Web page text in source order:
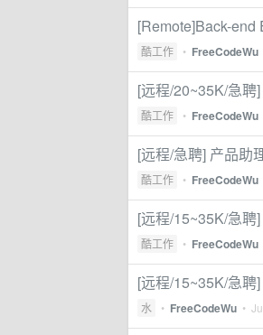
[Remote]Back-end
酷工作 • FreeCodeWu
[远程/20~35K/急
酷工作 • FreeCodeWu
[远程/急聘] 产品助
酷工作 • FreeCodeWu
[远程/15~35K/急聘
酷工作 • FreeCodeWu
[远程/15~35K/急聘
水 • FreeCodeWu •